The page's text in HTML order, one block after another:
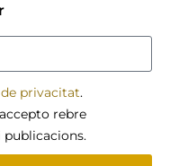
privacitat.
rebre